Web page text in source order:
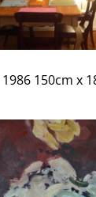
150cm x